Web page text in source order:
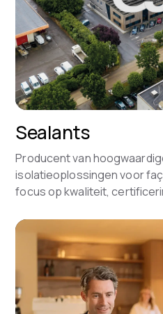
Sealants
Producent van
isolatieoplossingen voor
focus op kwaliteit,